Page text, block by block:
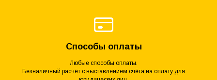
Способы оплаты
Любые способы оплаты.
Безналичный расчёт с выставлением счёта на оплату для